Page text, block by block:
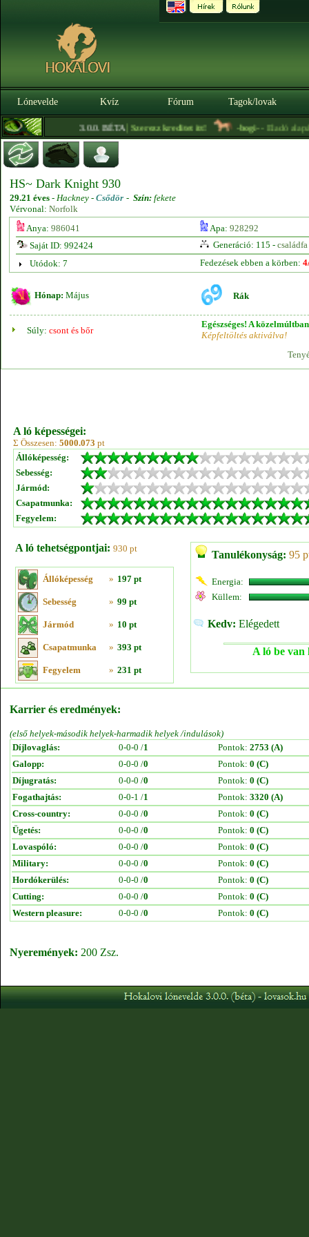
Lónevelde Kvíz Fórum Tagok/lovak
3.0.0. BÉTA|Szerezz kreditet itt! -bogi-- Eladó
HS~ Dark Knight 930
29.21 éves - Hackney - Csődör - Szín: fekete
Vérvonal: Norfolk
Anya: 986041 Apa: 928292
Saját ID: 992424
Generáció: 115 - családfa
Utódok: 7
Fedezések ebben a körben:
Hónap: Május Rák
Súly: csont és bőr
Egészséges! A
Képfeltöltés aktiválva!
A ló képességei:
Σ Összesen: 5000.073 pt
Állóképesség:
Sebesség:
Jármód:
Csapatmunka:
Fegyelem:
A ló tehetségpontjai: 930 pt
Állóképesség » 197 pt
Sebesség » 99 pt
Jármód » 10 pt
Csapatmunka » 393 pt
Fegyelem » 231 pt
Tanulékonyság: 95
Energia:
Küllem:
Kedv: Elégedett
A ló be van
Karrier és eredmények:
(első helyek-második helyek-harmadik helyek /indulások)
Díjlovaglás:
0-0-0 /1 Pontok: 2753 (A)
Galopp:
0-0-0 /0 Pontok: 0 (C)
Díjugratás:
0-0-0 /0 Pontok: 0 (C)
Fogathajtás:
0-0-1 /1 Pontok: 3320 (A)
Cross-country:
0-0-0 /0 Pontok: 0 (C)
Ügetés:
0-0-0 /0 Pontok: 0 (C)
Lovaspóló:
0-0-0 /0 Pontok: 0 (C)
Military:
0-0-0 /0 Pontok: 0 (C)
Hordókerülés:
0-0-0 /0 Pontok: 0 (C)
Cutting:
0-0-0 /0 Pontok: 0 (C)
Western pleasure:
0-0-0 /0 Pontok: 0 (C)
Nyeremények: 200 Zsz.